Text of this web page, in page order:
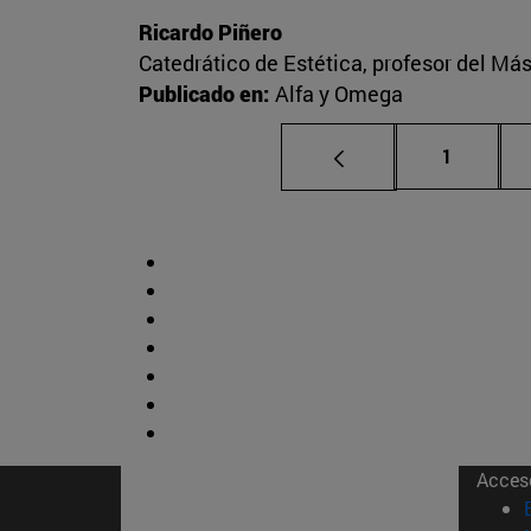
Ricardo Piñero
Catedrático de Estética, profesor del
Publicado en: Alfa y Omega
Página
1